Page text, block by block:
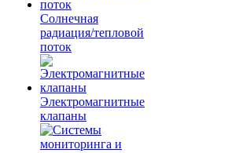
Солнечная
радиация/тепловой
поток
Электромагнитные
клапаны